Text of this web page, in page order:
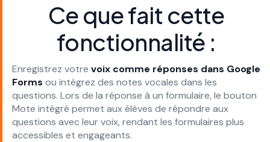
Ce que fait cette
fonctionnalité :
Enregistrez votre voix comme réponses dans Google
Forms ou intégrez des notes vocales dans les
questions. Lors de la réponse à un formulaire, le bouton
Mote intégré permet aux élèves de répondre aux
questions avec leur voix, rendant les formulaires plus
accessibles et engageants.